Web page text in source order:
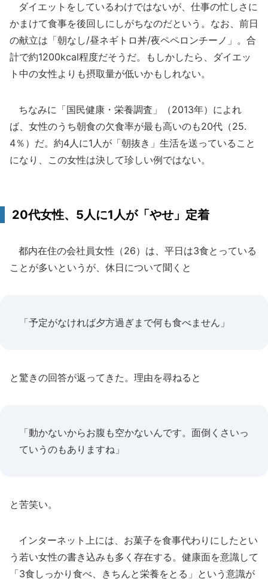
ダイエットをしているわけではないが、仕事の忙しさに
かまけて食事を後回しにしがちなのだという。なお、前日
の献立は「朝なし/昼ネギトロ丼/夜ペペロンチーノ」。合
計で約1200kcal程度だそうだ。もしかしたら、ダイエッ
ト中の女性よりも摂取量が低いかもしれない。
ちなみに「国民健康・栄養調査」（2013年）によれ
ば、女性のうち朝食の欠食率が最も高いのも20代（25.
4％）だ。約4人に1人が「朝抜き」生活を送っていること
になり、この女性は決して珍しい例ではない。
20代女性、5人に1人が「やせ」定着
都内在住の会社員女性（26）は、平日は3食とっている
ことが多いというが、休日について聞くと
「予定がなければ夕方過ぎまで何も食べません」
と驚きの回答が返ってきた。理由を尋ねると
「動かないからお腹も空かないんです。面倒くさいっ
ていうのもありますね」
と苦笑い。
インターネット上には、お菓子を食事代わりにしたとい
う若い女性の書き込みも多く存在する。健康面を意識して
「3食しっかり食べ、きちんと栄養をとる」という意識が